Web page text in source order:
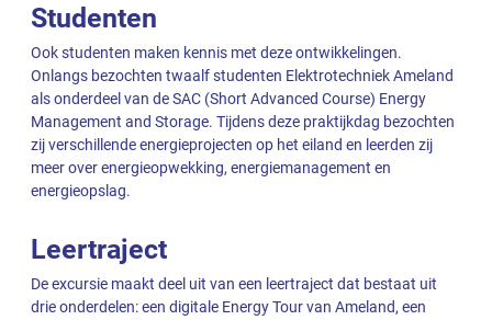
Studenten
Ook studenten maken kennis met deze ontwikkelingen.
Onlangs bezochten twaalf studenten Elektrotechniek Ameland
als onderdeel van de SAC (Short Advanced Course) Energy
Management and Storage. Tijdens deze praktijkdag bezochten
zij verschillende energieprojecten op het eiland en leerden zij
meer over energieopwekking, energiemanagement en
energieopslag.
Leertraject
De excursie maakt deel uit van een leertraject dat bestaat uit
drie onderdelen: een digitale Energy Tour van Ameland, een